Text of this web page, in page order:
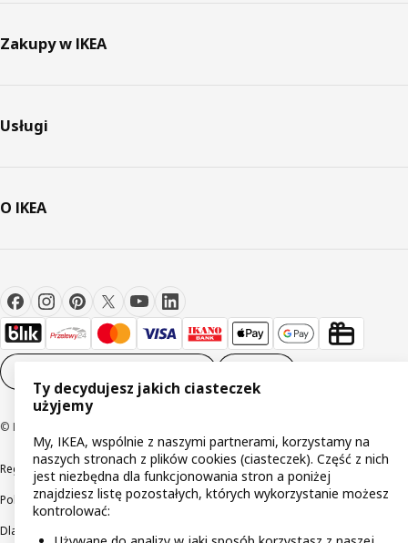
Zakupy w IKEA
Usługi
O IKEA
© Inter IKEA Systems B.V 1999-2026
RegulaminyPolityka prywatnościWycofane produkty
Polityka odpowiedzialnego ujawniania informacji
Dla akcjonariuszy IKEA Distribution
Ty decydujesz jakich ciasteczek
użyjemy
My, IKEA, wspólnie z naszymi partnerami, korzystamy na
naszych stronach z plików cookies (ciasteczek). Część z nich
jest niezbędna dla funkcjonowania stron a poniżej
znajdziesz listę pozostałych, których wykorzystanie możesz
kontrolować: